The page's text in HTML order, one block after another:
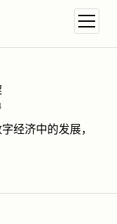
open
经济中的发展，